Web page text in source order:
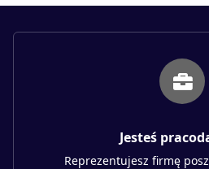
Jesteś
Reprezentujesz firmę